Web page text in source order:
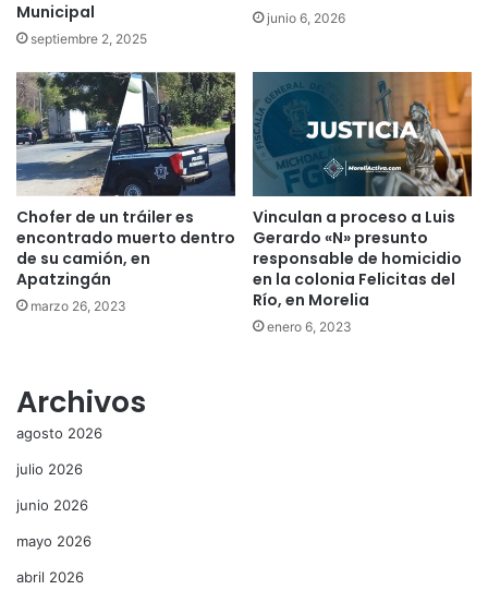
Municipal
septiembre 2, 2025
junio 6, 2026
Chofer de un tráiler es
encontrado muerto dentro
de su camión, en
Apatzingán
marzo 26, 2023
Vinculan a proceso a Luis
Gerardo «N» presunto
responsable de homicidio
en la colonia Felicitas del
Río, en Morelia
enero 6, 2023
Archivos
agosto 2026
julio 2026
junio 2026
mayo 2026
abril 2026